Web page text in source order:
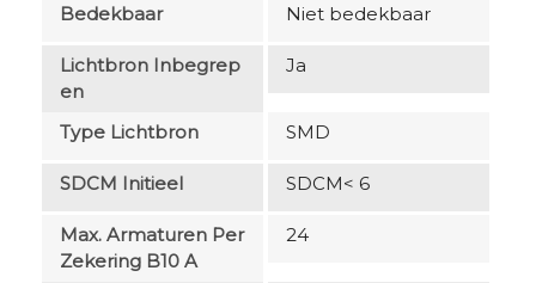
Bedekbaar Niet bedekbaar
Lichtbron Inbegrep
En
Ja
Type Lichtbron SMD
SDCM Initieel SDCM< 6
Max. Armaturen Per
Zekering B10 A
24